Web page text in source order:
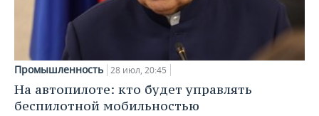
Промышленность 28 июл, 20:45
На автопилоте: кто будет управлять
беспилотной мобильностью